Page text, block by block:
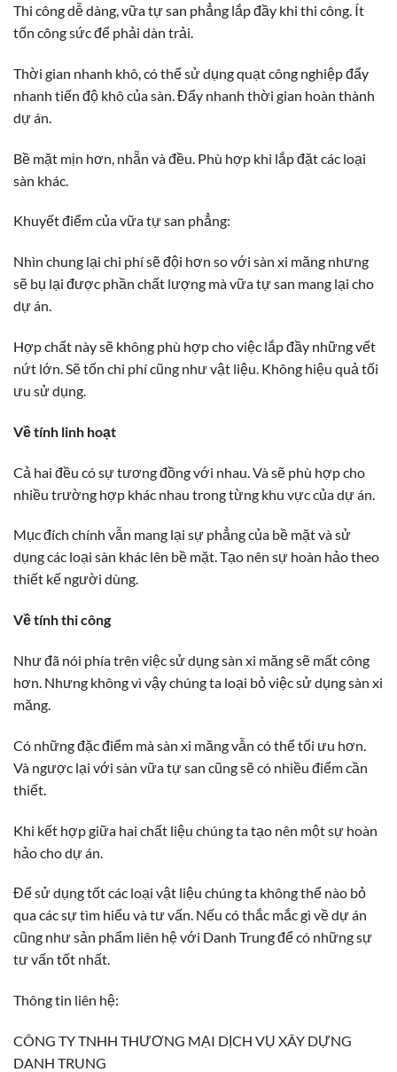
Thi công dễ dàng, vữa tự san phẳng lắp đầy khi thi công. Ít
tốn công sức để phải dàn trải.
Thời gian nhanh khô, có thể sử dụng quạt công nghiệp đẩy
nhanh tiến độ khô của sàn. Đẩy nhanh thời gian hoàn thành
dự án.
Bề mặt mịn hơn, nhẵn và đều. Phù hợp khi lắp đặt các loại
sàn khác.
Khuyết điểm của vữa tự san phẳng:
Nhìn chung lại chi phí sẽ đội hơn so với sàn xi măng nhưng
sẽ bụ lại được phần chất lượng mà vữa tự san mang lại cho
dự án.
Hợp chất này sẽ không phù hợp cho việc lắp đầy những vết
nứt lớn. Sẽ tốn chi phí cũng như vật liệu. Không hiệu quả tối
ưu sử dụng.
Về tính linh hoạt
Cả hai đều có sự tương đồng với nhau. Và sẽ phù hợp cho
nhiều trường hợp khác nhau trong từng khu vực của dự án.
Mục đích chính vẫn mang lại sự phẳng của bề mặt và sử
dụng các loại sàn khác lên bề mặt. Tạo nên sự hoàn hảo theo
thiết kế người dùng.
Về tính thi công
Như đã nói phía trên việc sử dụng sàn xi măng sẽ mất công
hơn. Nhưng không vì vậy chúng ta loại bỏ việc sử dụng sàn xi
măng.
Có những đặc điểm mà sàn xi măng vẫn có thể tối ưu hơn.
Và ngược lại với sàn vữa tự san cũng sẽ có nhiều điểm cần
thiết.
Khi kết hợp giữa hai chất liệu chúng ta tạo nên một sự hoàn
hảo cho dự án.
Để sử dụng tốt các loại vật liệu chúng ta không thể nào bỏ
qua các sự tìm hiểu và tư vấn. Nếu có thắc mắc gì về dự án
cũng như sản phẩm liên hệ với Danh Trung để có những sự
tư vấn tốt nhất.
Thông tin liên hệ:
CÔNG TY TNHH THƯƠNG MẠI DỊCH VỤ XÂY DỰNG
DANH TRUNG